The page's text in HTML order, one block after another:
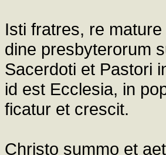
Isti fratres, re
dine presbyterorum
Sacerdoti et Pastori
id est Ecclesia, in
ficatur et crescit.
Christo summo et